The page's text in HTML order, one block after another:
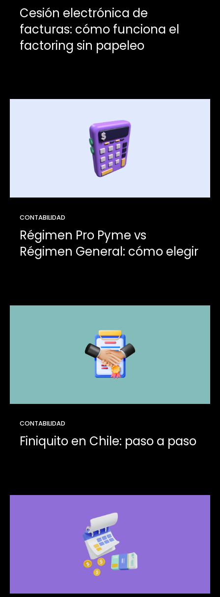
Cesión electrónica de
facturas: cómo funciona el
factoring sin papeleo
CONTABILIDAD
Régimen Pro Pyme vs
Régimen General: cómo elegir
CONTABILIDAD
Finiquito en Chile: paso a paso